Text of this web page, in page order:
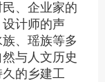
民、企业家的
计师的声
、瑶族等多
与人文历史
的乡建工